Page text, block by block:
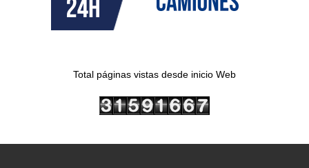
Total páginas vistas desde inicio Web